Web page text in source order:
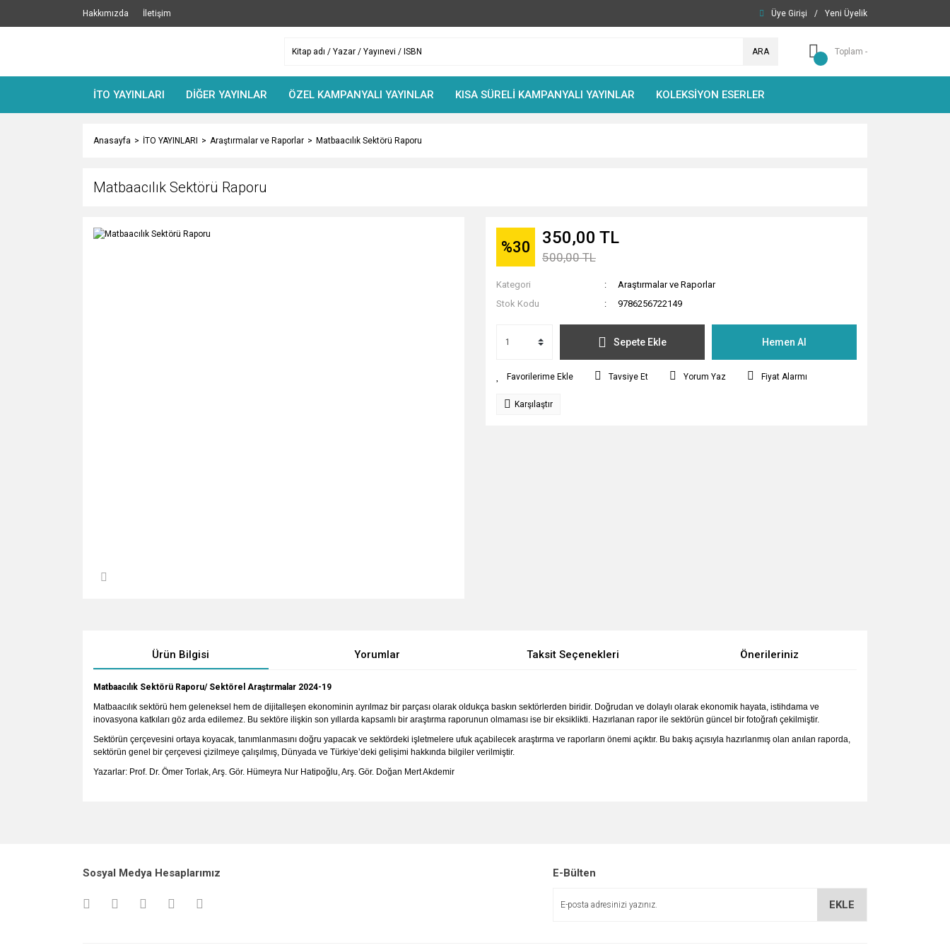
Hakkımızda İletişim Üye Girişi / Yeni Üyelik
ARA Toplam -
İTO YAYINLARI DİĞER YAYINLAR ÖZEL KAMPANYALI YAYINLAR KISA SÜRELİ KAMPANYALI YAYINLAR KOLEKSİYON ESERLER
Anasayfa İTO YAYINLARI Araştırmalar ve Raporlar Matbaacılık Sektörü Raporu
Matbaacılık Sektörü Raporu
%30 350,00 TL
500,00 TL
Kategori
Araştırmalar ve Raporlar
Stok Kodu
9786256722149
Sepete Ekle Hemen Al
Tavsiye Et Yorum Yaz Fiyat Alarmı
Karşılaştır
Ürün Bilgisi Yorumlar Taksit Seçenekleri Önerileriniz
Matbaacılık Sektörü Raporu/ Sektörel Araştırmalar 2024-19
Matbaacılık sektörü hem geleneksel hem de dijitalleşen ekonominin ayrılmaz bir parçası olarak oldukça baskın sektörlerden biridir. Doğrudan ve dolaylı olarak ekonomik hayata, istihdama ve
inovasyona katkıları göz arda edilemez. Bu sektöre ilişkin son yıllarda kapsamlı bir araştırma raporunun olmaması ise bir eksiklikti. Hazırlanan rapor ile sektörün güncel bir fotoğrafı çekilmiştir.
Sektörün çerçevesini ortaya koyacak, tanımlanmasını doğru yapacak ve sektördeki işletmelere ufuk açabilecek araştırma ve raporların önemi açıktır. Bu bakış açısıyla hazırlanmış olan anılan raporda,
sektörün genel bir çerçevesi çizilmeye çalışılmış, Dünyada ve Türkiye’deki gelişimi hakkında bilgiler verilmiştir.
Yazarlar: Prof. Dr. Ömer Torlak, Arş. Gör. Hümeyra Nur Hatipoğlu, Arş. Gör. Doğan Mert Akdemir
Ürün açıklamasında eksik bilgiler bulunuyor.
Sosyal Medya Hesaplarımız E-Bülten
EKLE